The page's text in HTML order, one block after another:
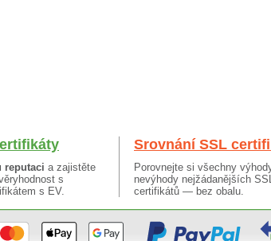
reputaci a zajistěte
s
s EV.
Srovnání SSL
Porovnejte si všechny
nevýhody nejžádanějších
certifikátů — bez obalu.